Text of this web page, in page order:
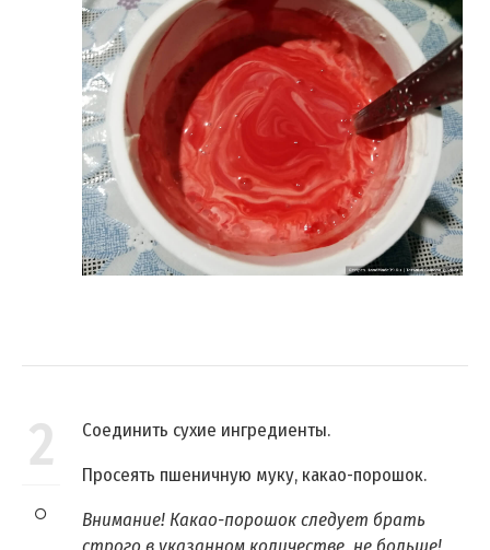
2
Соединить сухие ингредиенты.
Просеять пшеничную муку, какао-порошок.
Внимание! Какао-порошок следует брать